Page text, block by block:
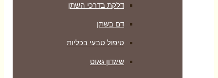
דלקת בדרכי השתן
דם בשתן
טיפול טבעי בכליות
שיגדון גאוט